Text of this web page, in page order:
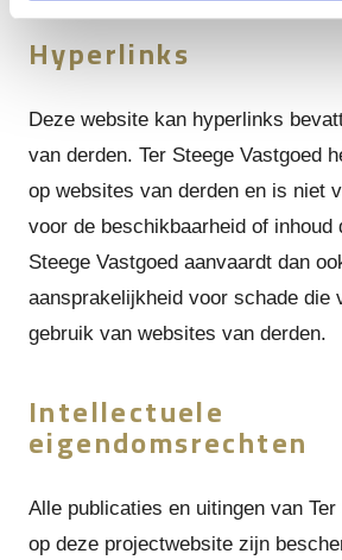
Hyperlinks
Deze website kan hyperlinks
van derden. Ter Steege Vastgoed
op websites van derden en is niet
voor de beschikbaarheid of inhoud
Steege Vastgoed aanvaardt dan
aansprakelijkheid voor schade die
gebruik van websites van derden.
Intellectuele
eigendomsrechten
Alle publicaties en uitingen van Ter
op deze projectwebsite zijn